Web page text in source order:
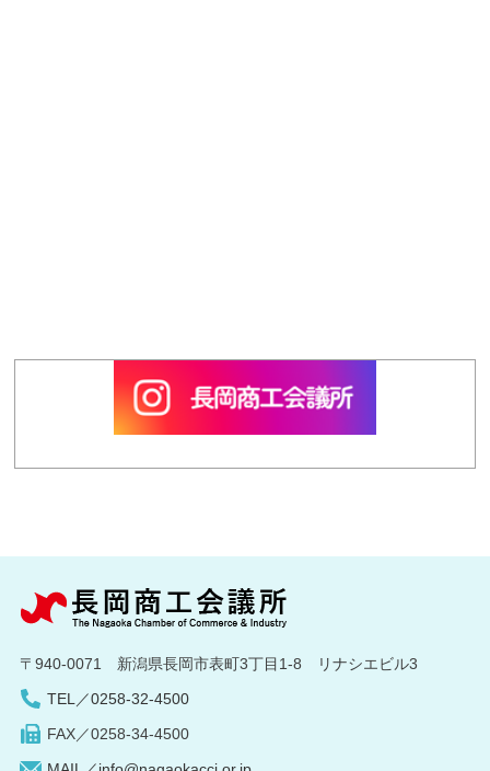
〒940-0071 新潟県長岡市表町3丁目1-8 リナシエビル3
TEL／0258-32-4500
FAX／0258-34-4500